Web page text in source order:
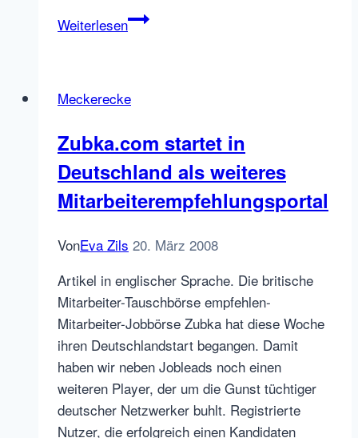
WeiterlesenDial
oder:
Anruf
Monster!
Meckerecke
Zubka.com startet in
Deutschland als weiteres
Mitarbeiterempfehlungsportal
VonEva Zils 20. März 2008
Artikel in englischer Sprache. Die britische
Mitarbeiter-Tauschbörse empfehlen-
Mitarbeiter-Jobbörse Zubka hat diese Woche
ihren Deutschlandstart begangen. Damit
haben wir neben Jobleads noch einen
weiteren Player, der um die Gunst tüchtiger
deutscher Netzwerker buhlt. Registrierte
Nutzer, die erfolgreich einen Kandidaten